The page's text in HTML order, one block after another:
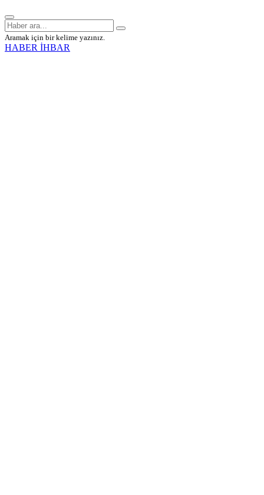
Aramak için bir kelime yazınız.
HABER İHBAR